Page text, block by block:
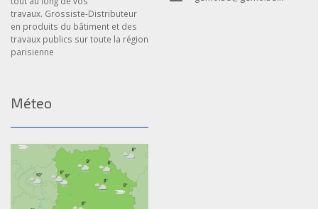
travaux. Grossiste-Distributeur
en produits du bâtiment et des
travaux publics sur toute la région
parisienne
Méteo